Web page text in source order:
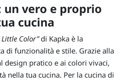
un vero e proprio
cucina
Color”di Kapka è la
di funzionalità e stile. Grazie alla
design pratico e ai colori vivaci,
nella tua cucina. Per la cucina di